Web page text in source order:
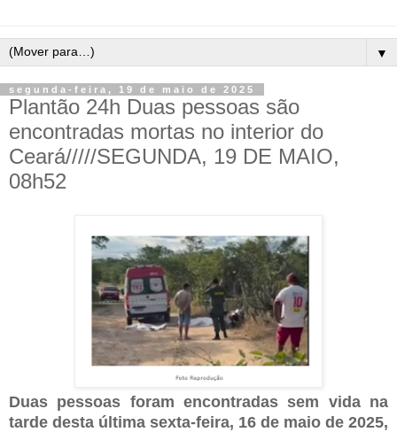
▼
segunda-feira, 19 de maio de 2025
Plantão 24h Duas pessoas são
encontradas mortas no interior do
Ceará/////SEGUNDA, 19 DE MAIO,
08h52
Duas pessoas foram encontradas sem vida na
tarde desta última sexta-feira, 16 de maio de 2025,